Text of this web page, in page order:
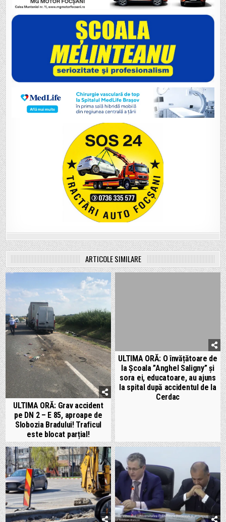
ARTICOLE SIMILARE
ULTIMA ORĂ: Grav accident
pe DN 2 – E 85, aproape de
Slobozia Bradului! Traficul
este blocat parțial!
ULTIMA ORĂ: O învățătoare de
la Școala ”Anghel Saligny” și
sora ei, educatoare, au ajuns
la spital după accidentul de la
Cerdac